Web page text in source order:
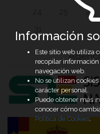
26
Información
Este sitio web utiliza
recopilar
navegación web.
No se utilizan
carácter personal.
Puede obtener más
conocer cómo
Política de Cookies.